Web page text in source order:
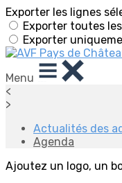
Exporter les lignes
Exporter toutes
Exporter
Menu
<
>
Actualités des
Agenda
Ajoutez un logo, un